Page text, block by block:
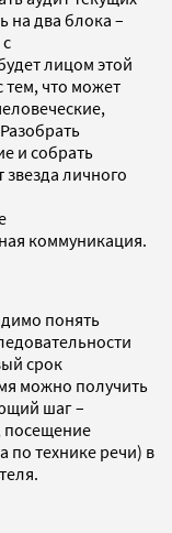
на два блока –
лицом этой
тем, что может
и собрать
личного
коммуникация.
понять
срок
можно получить
шаг –
посещение
по технике речи) в